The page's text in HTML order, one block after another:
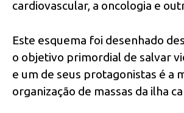
cardiovascular, a oncologia e
Este esquema foi desenhado
o objetivo primordial de salvar
e um de seus protagonistas é a
organização de massas da ilha